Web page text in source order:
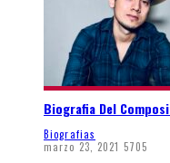
Biografia Del
Biografias
marzo 23, 2021 5705